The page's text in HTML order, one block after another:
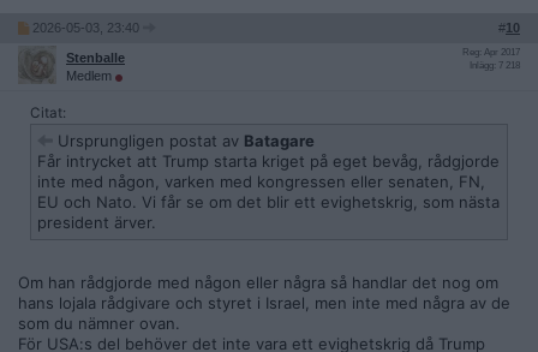
2026-05-03, 23:40 #10
Stenballe
Medlem
Reg: Apr 2017
Inlägg: 7 218
Citat:
Ursprungligen postat av Batagare
Får intrycket att Trump starta kriget på eget bevåg, rådgjorde
inte med någon, varken med kongressen eller senaten, FN,
EU och Nato. Vi får se om det blir ett evighetskrig, som nästa
president ärver.
Om han rådgjorde med någon eller några så handlar det nog om
hans lojala rådgivare och styret i Israel, men inte med några av de
som du nämner ovan.
För USA:s del behöver det inte vara ett evighetskrig då Trump